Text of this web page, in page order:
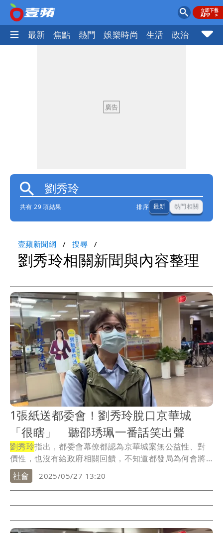
最新 焦點 熱門 娛樂時尚 生活 政治 社會
共有 29 項結果 排序 最新 熱門相關
壹蘋新聞網 搜尋
劉秀玲相關新聞與內容整理
1張紙送都委會！劉秀玲脫口京華城
「很瞎」 聽邵琇珮一番話笑出聲
劉秀玲指出，都委會幕僚都認為京華城案無公益性、對
價性，也沒有給政府相關回饋，不知道都發局為何會將
「方...
社會 2025/05/27 13:20